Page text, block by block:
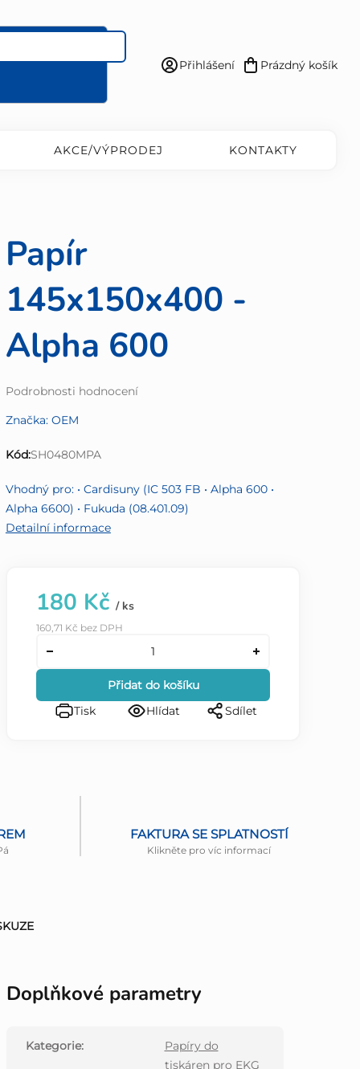
Přihlášení
Nákupní
Prázdný košík
AKCE/VÝPRODEJ KONTAKTY
Papír
145x150x400 -
Alpha 600
Průměrné
produktu
0,0
hvězdiček.
Podrobnosti hodnocení
Značka: OEM
Kód:SH0480MPA
Vhodný pro: • Cardisuny (IC 503 FB • Alpha 600 •
Alpha 6600) • Fukuda (08.401.09)
Detailní informace
180 Kč / ks
160,71 Kč bez DPH
Přidat do košíku
Tisk
Hlídat Sdílet
FAKTURA SE SPLATNOSTÍ
Klikněte pro víc informací
Doplňkové parametry
Kategorie:
Papíry do
tiskáren pro EKG